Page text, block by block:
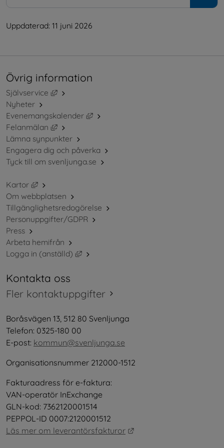
Uppdaterad: 11 juni 2026
Övrig information
Självservice
Länk till annan webbplats, öppnas i nytt fönster.
Nyheter
Evenemangskalender
Länk till annan webbplats, öppnas i
Felanmälan
Länk till annan webbplats, öppnas i nytt fönster.
Lämna synpunkter
Engagera dig och påverka
Tyck till om svenljunga.se
Kartor
Länk till annan webbplats, öppnas i nytt fönster.
Om webbplatsen
Tillgänglighetsredogörelse
Personuppgifter/GDPR
Press
Arbeta hemifrån
Logga in (anställd)
Länk till annan webbplats, öppnas i nytt
Kontakta oss
Fler kontaktuppgifter
Boråsvägen 13, 512 80 Svenljunga
Telefon: 0325-180 00
E-post: kommun@svenljunga.se
Organisationsnummer 212000-1512
Fakturaadress för e-faktura:
VAN-operatör InExchange
GLN-kod: 7362120001514
PEPPOL-ID 0007:2120001512
Läs mer om leverantörsfakturor